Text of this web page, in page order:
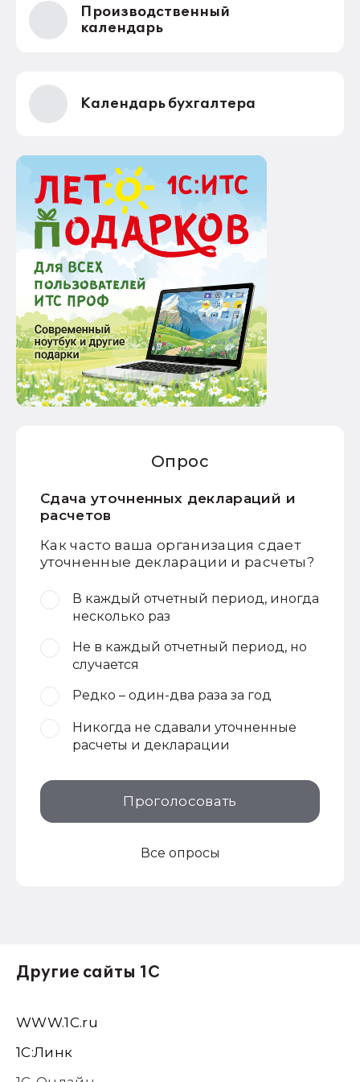
Производственный
календарь
Календарь бухгалтера
Опрос
Сдача уточненных деклараций и
расчетов
Как часто ваша организация сдает
уточненные декларации и расчеты?
В каждый отчетный период, иногда
несколько раз
Не в каждый отчетный период, но
случается
Редко – один-два раза за год
Никогда не сдавали уточненные
расчеты и декларации
Проголосовать
Все опросы
Другие сайты 1С
WWW.1С.ru
1С:Линк